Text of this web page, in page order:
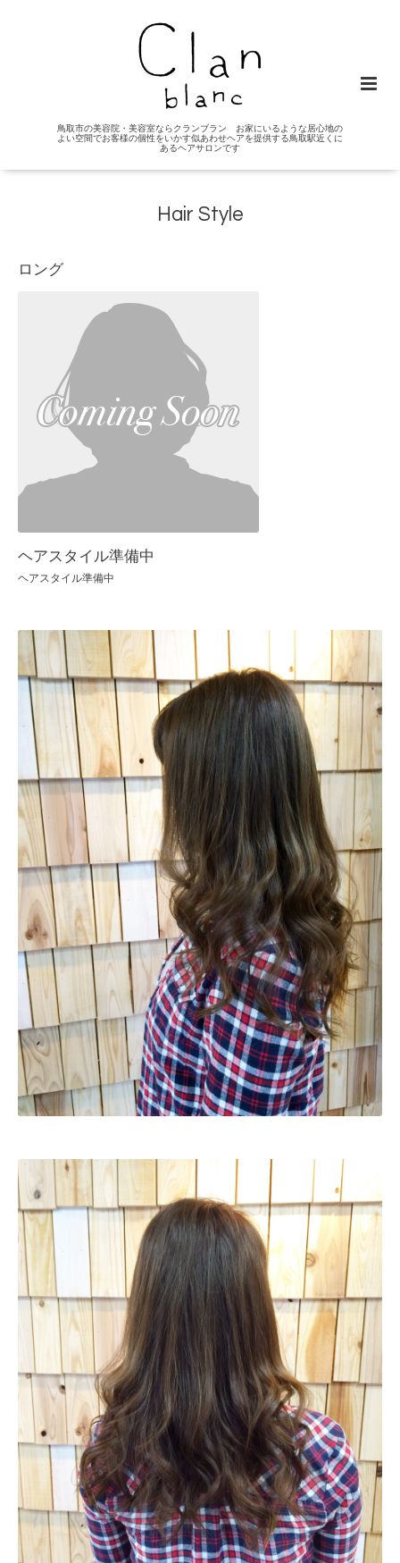
鳥取市の美容院・美容室ならクランブラン お家にいるような居心地の
よい空間でお客様の個性をいかす似あわせヘアを提供する鳥取駅近くに
あるヘアサロンです
Hair Style
ロング
ヘアスタイル準備中
ヘアスタイル準備中